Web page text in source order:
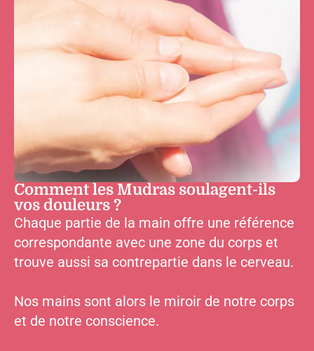
Comment les Mudras soulagent-ils
vos douleurs ?
Chaque partie de la main offre une référence
correspondante avec une zone du corps et
trouve aussi sa contrepartie dans le cerveau.
Nos mains sont alors le miroir de notre corps
et de notre conscience.